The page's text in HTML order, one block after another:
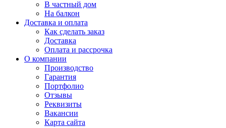
В частный дом
На балкон
Доставка и оплата
Как сделать заказ
Доставка
Оплата и рассрочка
О компании
Производство
Гарантия
Портфолио
Отзывы
Реквизиты
Вакансии
Карта сайта